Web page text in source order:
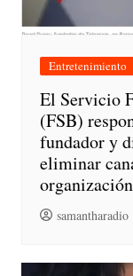
Entretenimiento
El Servicio
(FSB)
fundador y
eliminar
samantharadio